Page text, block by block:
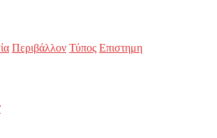
Περιβάλλον Τύπος Επιστημη